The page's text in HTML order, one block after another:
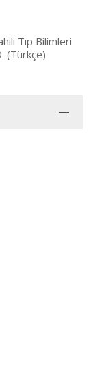
Tıp Bilimleri
(Türkçe)